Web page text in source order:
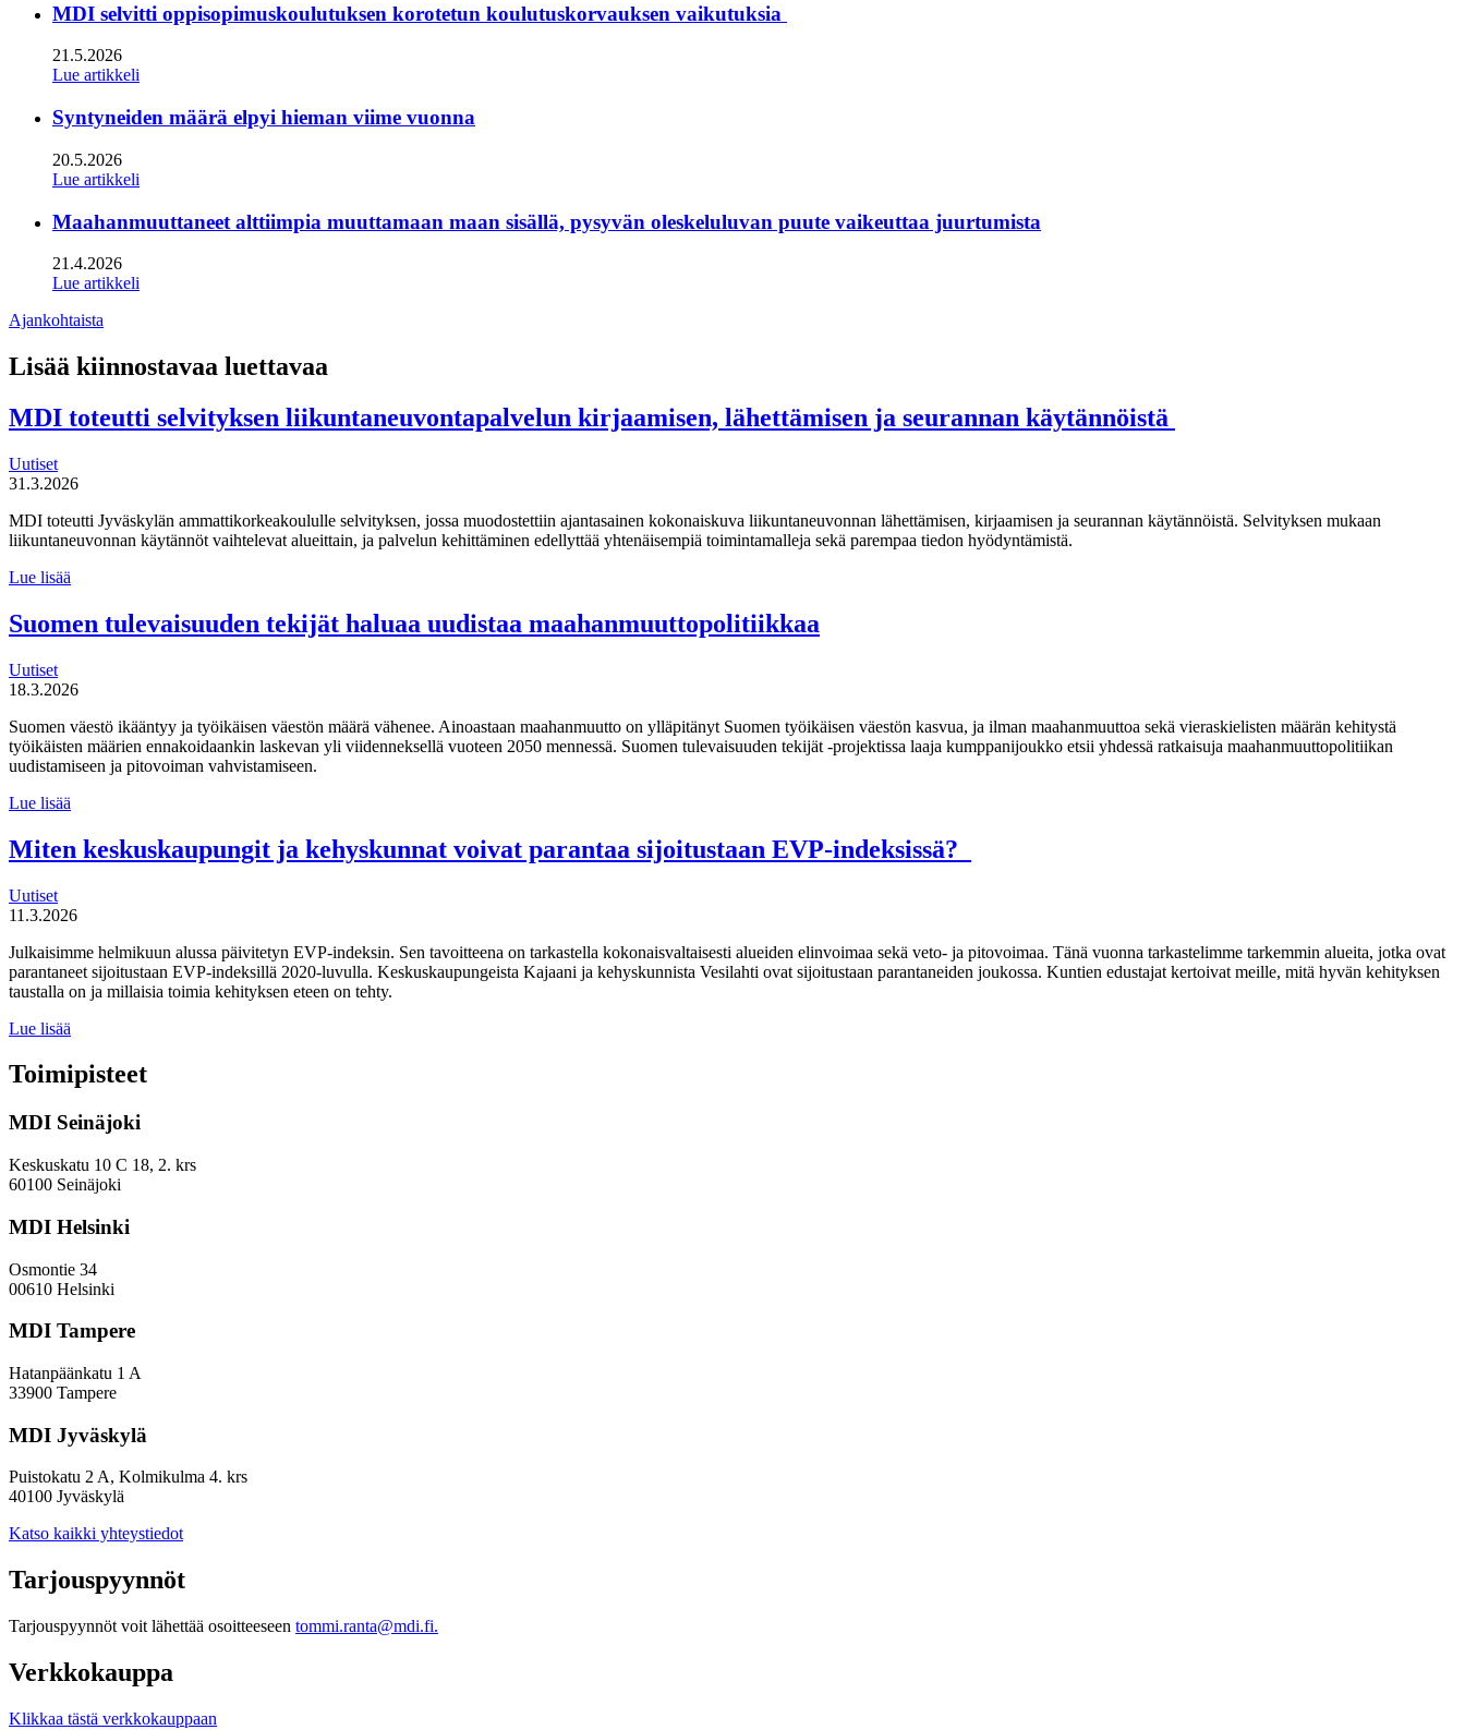
MDI selvitti oppisopimuskoulutuksen korotetun koulutuskorvauksen vaikutuksia
21.5.2026
Lue artikkeli
Syntyneiden määrä elpyi hieman viime vuonna
20.5.2026
Lue artikkeli
Maahanmuuttaneet alttiimpia muuttamaan maan sisällä, pysyvän oleskeluluvan puute vaikeuttaa juurtumista
21.4.2026
Lue artikkeli
Ajankohtaista
Lisää kiinnostavaa luettavaa
MDI toteutti selvityksen liikuntaneuvontapalvelun kirjaamisen, lähettämisen ja seurannan käytännöistä
Uutiset
31.3.2026
MDI toteutti Jyväskylän ammattikorkeakoululle selvityksen, jossa muodostettiin ajantasainen kokonaiskuva liikuntaneuvonnan lähettämisen, kirjaamisen ja seurannan käytännöistä. Selvityksen mukaan
liikuntaneuvonnan käytännöt vaihtelevat alueittain, ja palvelun kehittäminen edellyttää yhtenäisempiä toimintamalleja sekä parempaa tiedon hyödyntämistä.
Lue lisää
liikuntaneuvontapalvelun
kirjaamisen,
seurannan
Suomen tulevaisuuden tekijät haluaa uudistaa maahanmuuttopolitiikkaa
Uutiset
18.3.2026
Suomen väestö ikääntyy ja työikäisen väestön määrä vähenee. Ainoastaan maahanmuutto on ylläpitänyt Suomen työikäisen väestön kasvua, ja ilman maahanmuuttoa sekä vieraskielisten määrän kehitystä
työikäisten määrien ennakoidaankin laskevan yli viidenneksellä vuoteen 2050 mennessä. Suomen tulevaisuuden tekijät -projektissa laaja kumppanijoukko etsii yhdessä ratkaisuja maahanmuuttopolitiikan
uudistamiseen ja pitovoiman vahvistamiseen.
Lue lisää
tekijät haluaa
uudistaa
Miten keskuskaupungit ja kehyskunnat voivat parantaa sijoitustaan EVP-indeksissä?
Uutiset
11.3.2026
Julkaisimme helmikuun alussa päivitetyn EVP-indeksin. Sen tavoitteena on tarkastella kokonaisvaltaisesti alueiden elinvoimaa sekä veto- ja pitovoimaa. Tänä vuonna tarkastelimme tarkemmin alueita, jotka ovat
parantaneet sijoitustaan EVP-indeksillä 2020-luvulla. Keskuskaupungeista Kajaani ja kehyskunnista Vesilahti ovat sijoitustaan parantaneiden joukossa. Kuntien edustajat kertoivat meille, mitä hyvän kehityksen
taustalla on ja millaisia toimia kehityksen eteen on tehty.
Lue lisää
ja
kehyskunnat
parantaa
EVP-
indeksissä?
Toimipisteet
MDI Seinäjoki
Keskuskatu 10 C 18, 2. krs
60100 Seinäjoki
MDI Helsinki
Osmontie 34
00610 Helsinki
MDI Tampere
Hatanpäänkatu 1 A
33900 Tampere
MDI Jyväskylä
Puistokatu 2 A, Kolmikulma 4. krs
40100 Jyväskylä
Katso kaikki yhteystiedot
Tarjouspyynnöt
Tarjouspyynnöt voit lähettää osoitteeseen tommi.ranta@mdi.fi.
Verkkokauppa
Klikkaa tästä verkkokauppaan